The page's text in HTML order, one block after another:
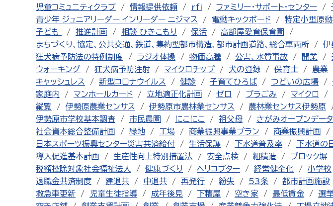
児童コミュニティクラブ
情報提供依頼 rfi ファミリー・サポート・センター
青少年 ジュニアリーダー インリーダー ニジマス
電動キックボード 特定小型原
子ども
推進計画 相談 ひきこもり 保活
高部屋愛育保育園
まちづくり、協定、公共交通、鉄道、集約型都市構造、都市計画道路、総合車両所
伊
狂犬病予防法の特例制度
ラジオ体操 物価高騰 公害、水質事故 開業
ウォーキング
狂犬病予防注射 マイクロチップ 犬の登録 保育士 農業
キャッシュレス
新型コロナウイルス 健診 子育てひろば つどいの広場
家庭内
マンホールカード 立地適正化計画 ゼロ プラごみ マイクロ
縦覧
伊勢原農業センサス 伊勢原市農林業センサス 農林業センサス伊勢原
伊勢原市学校基本調査
市民農園 にこにこ 祖父母 さがみオープンデー
社会資本総合整備計画
緑地 工場 商業振興事業プラン 商業振興計画
日本スポーツ振興センター災害共済給付
生活保護 下水道普及率 下水道の
導入促進基本計画
生産性向上特別措置法 安全点検 組積造 ブロック塀
税額控除対象社会福祉法人
健康づくり ヘリコプター 経営健全化 小学校
退職金共済制度
建退共 中退共 再発行 紛失 53条 都市計画施設
救急車更新
児童生徒指導 成年後見 下糟屋 空き家 最低賃金 選